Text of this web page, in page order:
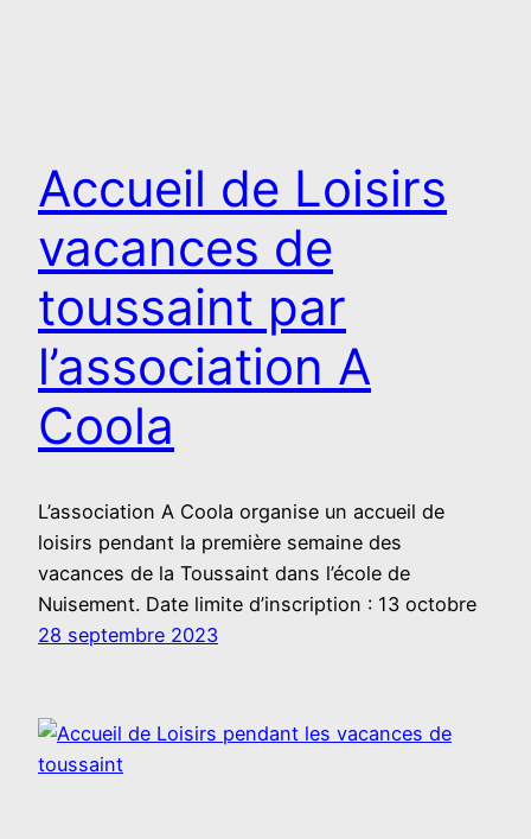
Accueil de Loisirs
vacances de
toussaint par
l’association A
Coola
L’association A Coola organise un accueil de
loisirs pendant la première semaine des
vacances de la Toussaint dans l’école de
Nuisement. Date limite d’inscription : 13 octobre
28 septembre 2023